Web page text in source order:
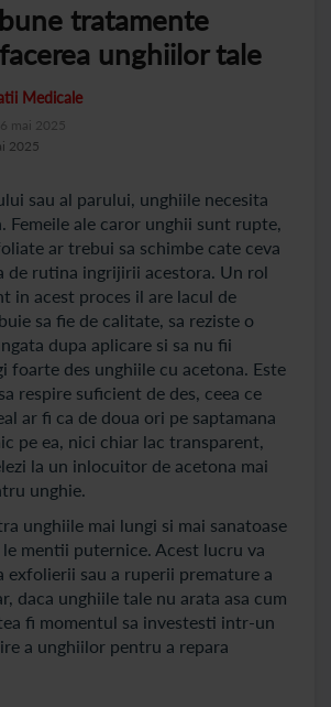
tratamente
unghiilor tale
Medicale
2025
mai 2025
sau al parului, unghiile necesita
Femeile ale caror unghii sunt rupte,
ar trebui sa schimbe cate ceva
de rutina ingrijirii acestora. Un rol
in acest proces il are lacul de
sa fie de calitate, sa reziste o
dupa aplicare si sa nu fii
foarte des unghiile cu acetona. Este
respire suficient de des, ceea ce
ar fi ca de doua ori pe saptamana
pe ea, nici chiar lac transparent,
la un inlocuitor de acetona mai
unghie.
unghiile mai lungi si mai sanatoase
le mentii puternice. Acest lucru va
exfolierii sau a ruperii premature a
daca unghiile tale nu arata asa cum
fi momentul sa investesti intr-un
a unghiilor pentru a repara